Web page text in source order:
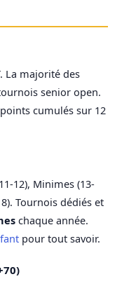
La majorité des
senior open.
cumulés sur 12
12), Minimes (13-
Tournois dédiés et
chaque année.
pour tout savoir.